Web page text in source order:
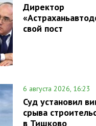
Директор
свой пост
6 августа 2026, 16:23
Суд установил
срыва
в Тишково